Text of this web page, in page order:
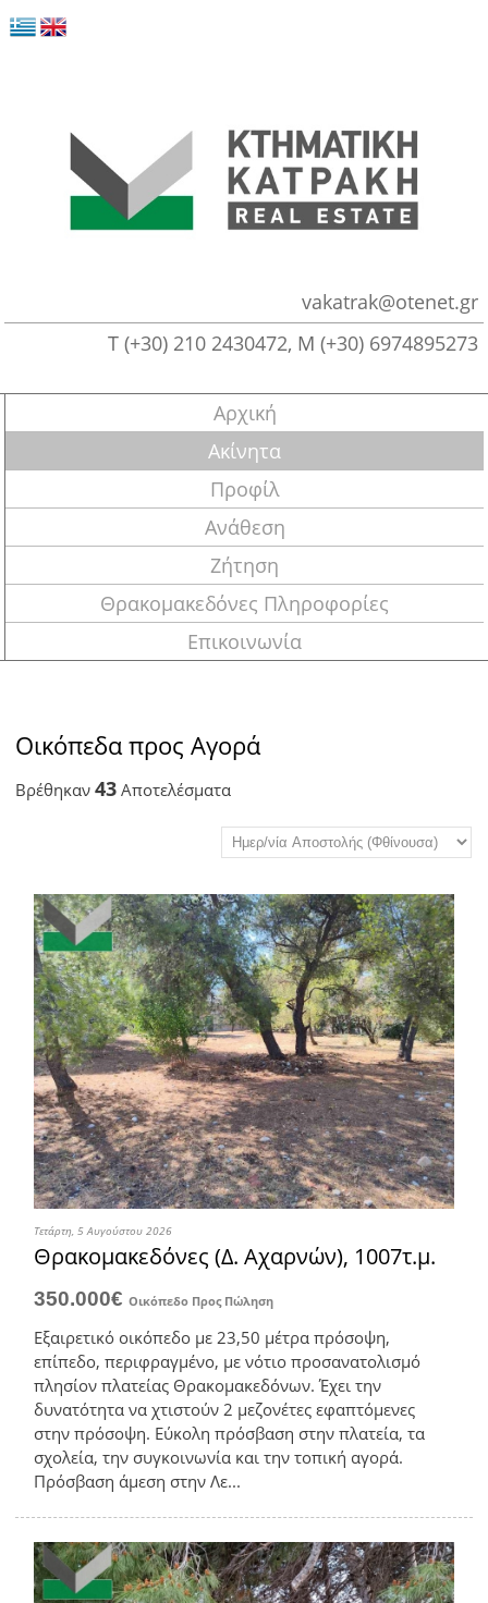
vakatrak@otenet.gr
Τ (+30) 210 2430472, M (+30) 6974895273
Αρχική
Ακίνητα
Προφίλ
Ανάθεση
Ζήτηση
Θρακομακεδόνες Πληροφορίες
Επικοινωνία
Οικόπεδα προς Αγορά
Βρέθηκαν43 Αποτελέσματα
Τετάρτη, 5 Αυγούστου 2026
Θρακομακεδόνες (Δ. Αχαρνών), 1007τ.μ.
350.000€Οικόπεδο Προς Πώληση
Εξαιρετικό οικόπεδο με 23,50 μέτρα πρόσοψη,
επίπεδο, περιφραγμένο, με νότιο προσανατολισμό
πλησίον πλατείας Θρακομακεδόνων. Έχει την
δυνατότητα να χτιστούν 2 μεζονέτες εφαπτόμενες
στην πρόσοψη. Εύκολη πρόσβαση στην πλατεία, τα
σχολεία, την συγκοινωνία και την τοπική αγορά.
Πρόσβαση άμεση στην Λε...